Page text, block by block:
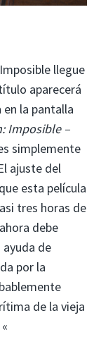
llegue
aparecerá
la pantalla
Imposible –
simplemente
ajuste del
esta película
tres horas de
debe
de
por la
de la vieja